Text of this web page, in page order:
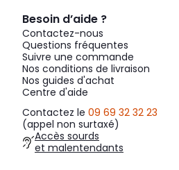
Besoin d’aide ?
Contactez-nous
Questions fréquentes
Suivre une commande
Nos conditions de livraison
Nos guides d'achat
Centre d'aide
Contactez le 09 69 32 32 23
(appel non surtaxé)
Accès sourds
et malentendants